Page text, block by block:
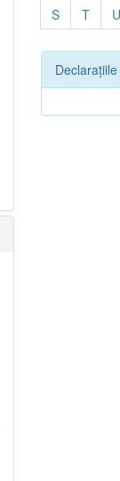
S
T U